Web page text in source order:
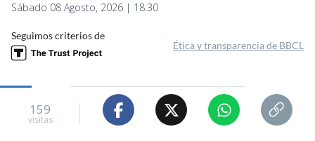
Sábado 08 Agosto, 2026 | 18:30
Seguimos criterios de
Ética y transparencia de BBCL
159
visitas